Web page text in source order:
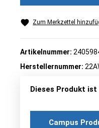
Zum Merkzettel
Artikelnummer:
Herstellernummer:
Dieses Produkt
Campus